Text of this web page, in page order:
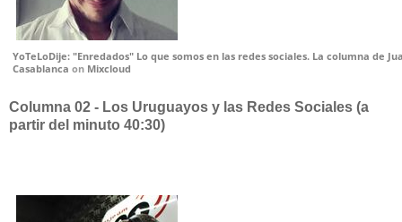
YoTeLoDije: "Enredados" Lo que somos en las redes sociales. La columna de
Casablanca on Mixcloud
Columna 02 - Los Uruguayos y las Redes Sociales (a
partir del minuto 40:30)